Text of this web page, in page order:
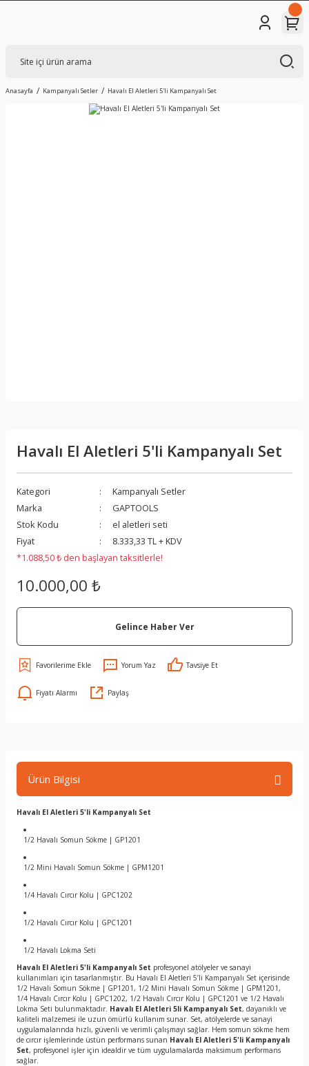
Anasayfa Kampanyalı Setler Havalı El Aletleri 5'li Kampanyalı Set
Havalı El Aletleri 5'li Kampanyalı Set
Kategori
Kampanyalı Setler
Marka
GAPTOOLS
Stok Kodu
el aletleri seti
Fiyat
8.333,33 TL + KDV
*1.088,50 ₺ den başlayan taksitlerle!
10.000,00 ₺
Gelince Haber Ver
Yorum Yaz Tavsiye Et
Fiyatı Alarmı Paylaş
Ürün Bilgisi
Havalı El Aletleri 5'li Kampanyalı Set
1/2 Havalı Somun Sökme | GP1201
1/2 Mini Havalı Somun Sökme | GPM1201
1/4 Havalı Cırcır Kolu | GPC1202
1/2 Havalı Cırcır Kolu | GPC1201
1/2 Havalı Lokma Seti
Havalı El Aletleri 5'li Kampanyalı Set profesyonel atölyeler ve sanayi
kullanımları için tasarlanmıştır. Bu Havalı El Aletleri 5’li Kampanyalı Set içerisinde
1/2 Havalı Somun Sökme | GP1201, 1/2 Mini Havalı Somun Sökme | GPM1201,
1/4 Havalı Cırcır Kolu | GPC1202, 1/2 Havalı Cırcır Kolu | GPC1201 ve 1/2 Havalı
Lokma Seti bulunmaktadır. Havalı El Aletleri 5li Kampanyalı Set, dayanıklı ve
kaliteli malzemesi ile uzun ömürlü kullanım sunar. Set, atölyelerde ve sanayi
uygulamalarında hızlı, güvenli ve verimli çalışmayı sağlar. Hem somun sökme hem
de cırcır işlemlerinde üstün performans sunan Havalı El Aletleri 5'li Kampanyalı
Set, profesyonel işler için idealdir ve tüm uygulamalarda maksimum performans
sağlar.